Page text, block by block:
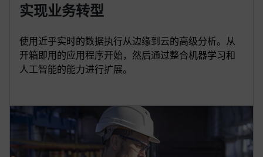
实现业务转型
使用近乎实时的数据执行从边缘到云的高级分析。从
开箱即用的应用程序开始，然后通过整合机器学习和
人工智能的能力进行扩展。